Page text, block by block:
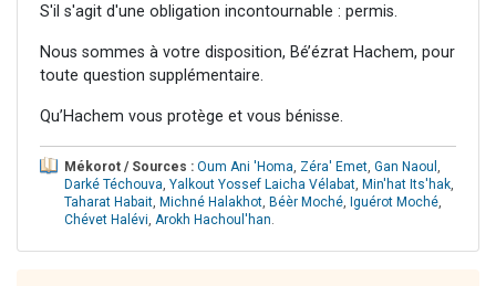
S'il s'agit d'une obligation incontournable : permis.
Nous sommes à votre disposition, Bé’ézrat Hachem, pour
toute question supplémentaire.
Qu’Hachem vous protège et vous bénisse.
Mékorot / Sources : Oum Ani 'Homa, Zéra' Emet, Gan Naoul ,
Darké Téchouva, Yalkout Yossef Laicha Vélabat, Min'hat Its'hak,
Taharat Habait, Michné Halakhot, Béèr Moché, Iguérot Moché,
Chévet Halévi, Arokh Hachoul'han.